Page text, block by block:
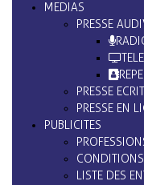
MEDIAS
PRESSE
PRESSE
PRESSE EN
PUBLICITES
LISTE DES